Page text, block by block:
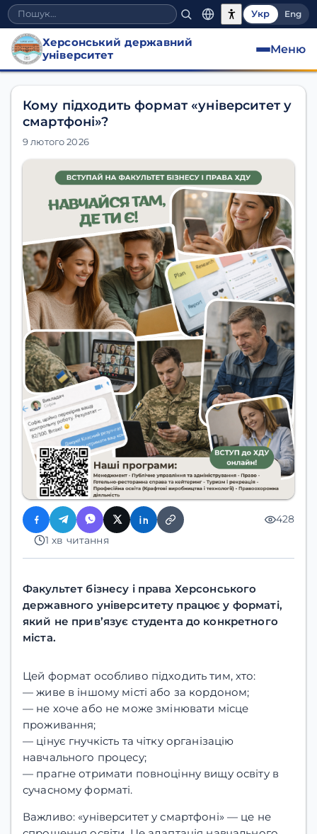
Укр Eng
Херсонський державний
університет
Меню
Кому підходить формат «університет у
смартфоні»?
9 лютого 2026
428
1 хв читання
Факультет бізнесу і права Херсонського
державного університету працює у форматі,
який не прив’язує студента до конкретного
міста.
Цей формат особливо підходить тим, хто:
— живе в іншому місті або за кордоном;
— не хоче або не може змінювати місце
проживання;
— цінує гнучкість та чітку організацію
навчального процесу;
— прагне отримати повноцінну вищу освіту в
сучасному форматі.
Важливо: «університет у смартфоні» — це не